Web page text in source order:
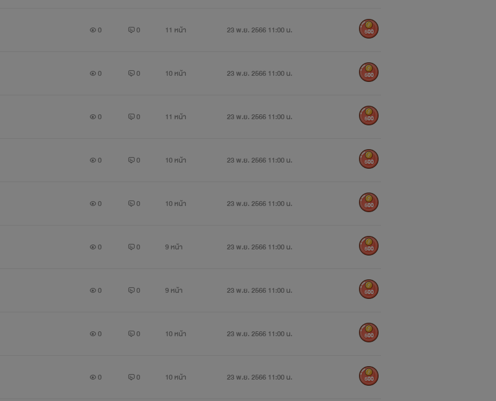
0 0 11 หน้า 23 พ.ย. 2566 11:00 น. 500
0 0 10 หน้า 23 พ.ย. 2566 11:00 น. 500
0 0 11 หน้า 23 พ.ย. 2566 11:00 น. 500
0 0 10 หน้า 23 พ.ย. 2566 11:00 น. 500
0 0 10 หน้า 23 พ.ย. 2566 11:00 น. 500
0 0 9 หน้า 23 พ.ย. 2566 11:00 น. 500
0 0 9 หน้า 23 พ.ย. 2566 11:00 น. 500
0 0 10 หน้า 23 พ.ย. 2566 11:00 น. 500
0 0 10 หน้า 23 พ.ย. 2566 11:00 น. 500